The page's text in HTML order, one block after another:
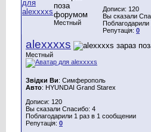
Местный
Дописи: 120
Вы сказали
Репутація: 0
alexxxxs
Местный
Звідки Ви: Симферополь
Авто: HYUNDAI Grand Starex
Дописи: 120
Вы сказали Спасибо: 4
Поблагодарили 1 раз в 1 сообщении
Репутація: 0